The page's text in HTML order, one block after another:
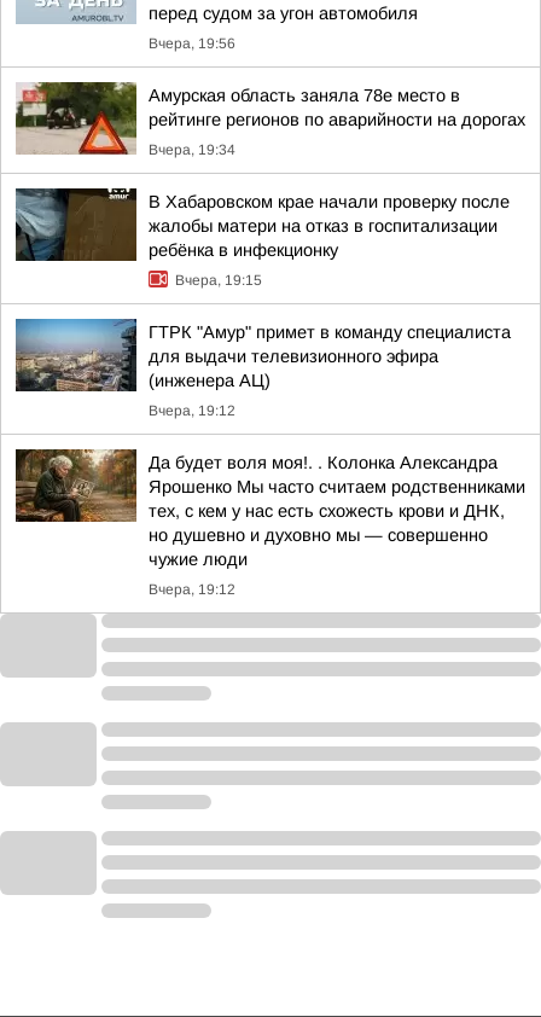
перед судом за угон автомобиля
Вчера, 19:56
Амурская область заняла 78е место в
рейтинге регионов по аварийности на дорогах
Вчера, 19:34
В Хабаровском крае начали проверку после
жалобы матери на отказ в госпитализации
ребёнка в инфекционку
Вчера, 19:15
ГТРК "Амур" примет в команду специалиста
для выдачи телевизионного эфира
(инженера АЦ)
Вчера, 19:12
Да будет воля моя!. . Колонка Александра
Ярошенко Мы часто считаем родственниками
тех, с кем у нас есть схожесть крови и ДНК,
но душевно и духовно мы — совершенно
чужие люди
Вчера, 19:12